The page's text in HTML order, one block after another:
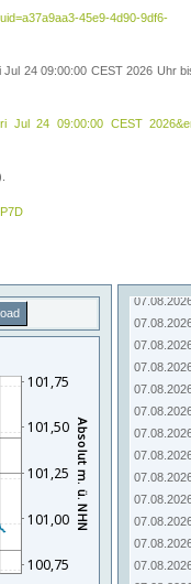
45e9-4d90-9df6-
24 09:00:00 CEST 2026 Uhr
Jul 24 09:00:00 CEST